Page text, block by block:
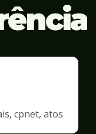
cpnet, atos